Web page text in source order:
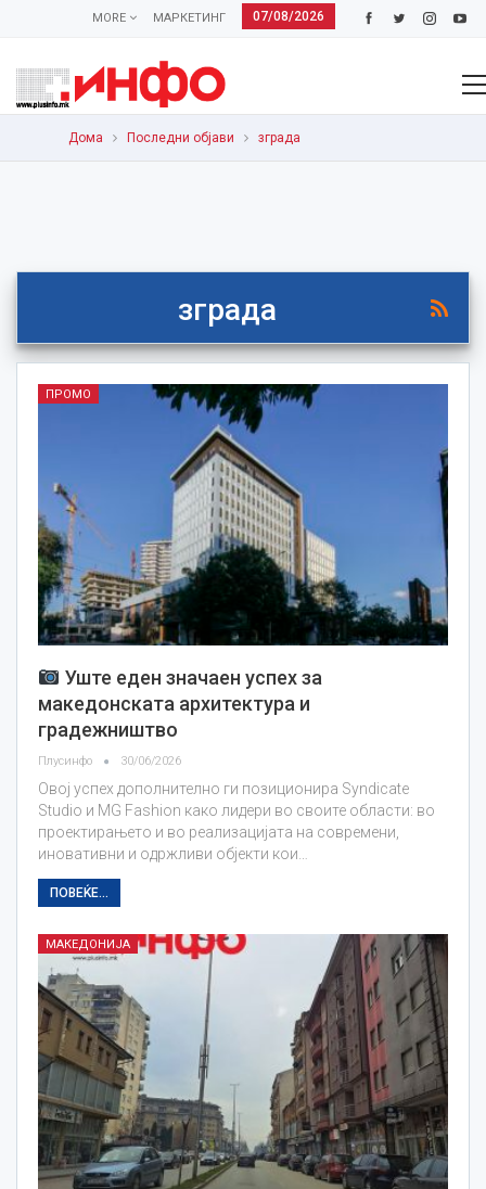
07/08/2026
МАРКЕТИНГ
MORE
Дома Последни објави зграда
зграда
ПРОМО
Уште еден значаен успех за
македонската архитектура и
градежништво
Плусинфо 30/06/2026
Овој успех дополнително ги позиционира Syndicate
Studio и MG Fashion како лидери во своите области: во
проектирањето и во реализацијата на современи,
иновативни и одржливи објекти кои…
ПОВЕЌЕ...
МАКЕДОНИЈА